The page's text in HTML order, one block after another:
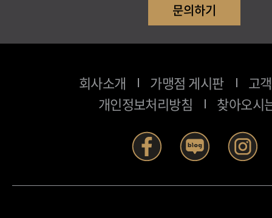
문의하기
회사소개 가맹점 게시판
고
개인정보처리방침
찾아오시